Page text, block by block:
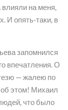
влияли на меня,
И опять-таки, в
запомнился
впечатления. О
— жалею по
об этом! Михаил
что было